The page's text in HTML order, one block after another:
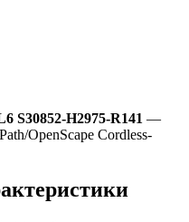
S30852-H2975-R141 —
OpenScape Cordless-